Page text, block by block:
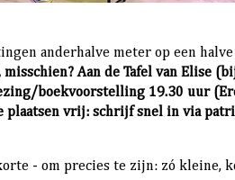
anderhalve meter op een
Aan de Tafel van Elise
boekvoorstelling 19.30 uur
plaatsen vrij: schrijf snel in via
- om precies te zijn: zó kleine,